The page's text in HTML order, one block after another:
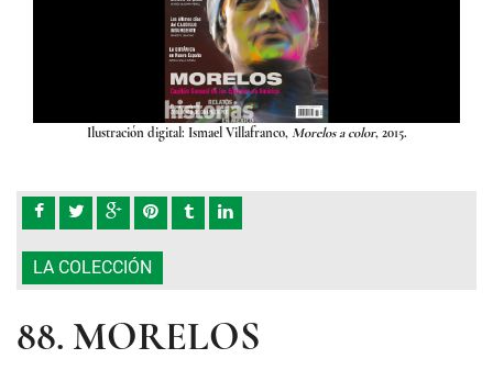
Ilustración digital: Ismael Villafranco,Morelos a color, 2015.
LA COLECCIÓN
88. MORELOS